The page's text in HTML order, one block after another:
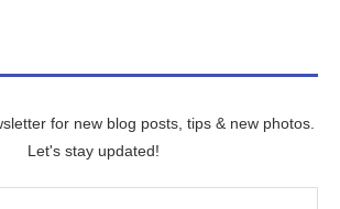
for new blog posts, tips & new photos.
Let's stay updated!